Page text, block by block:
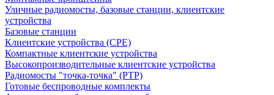
Уличные радиомосты, базовые станции, клиентские
устройства
Базовые станции
Клиентские устройства (CPE)
Компактные клиентские устройства
Высокопроизводительные клиентские устройства
Радиомосты "точка-точка" (PTP)
Готовые беспроводные комплекты